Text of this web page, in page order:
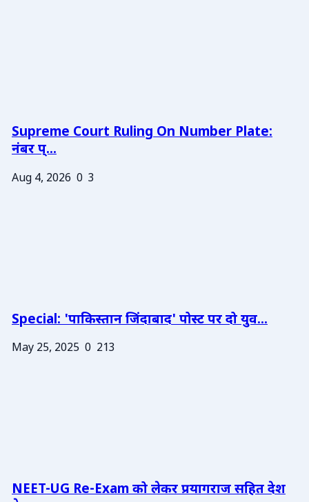
Supreme Court Ruling On Number Plate:
नंबर प्...
Aug 4, 2026 0 3
Special: 'पाकिस्तान जिंदाबाद' पोस्ट पर दो युव...
May 25, 2025 0 213
NEET-UG Re-Exam को लेकर प्रयागराज सहित देश